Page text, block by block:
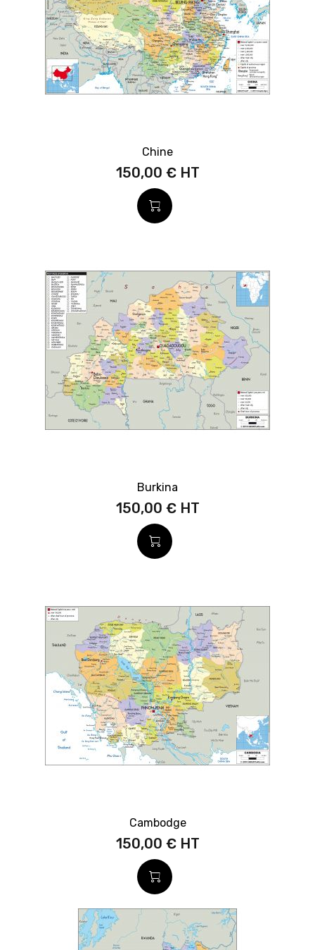
Chine
150,00 €
Burkina
150,00 €
Cambodge
150,00 €